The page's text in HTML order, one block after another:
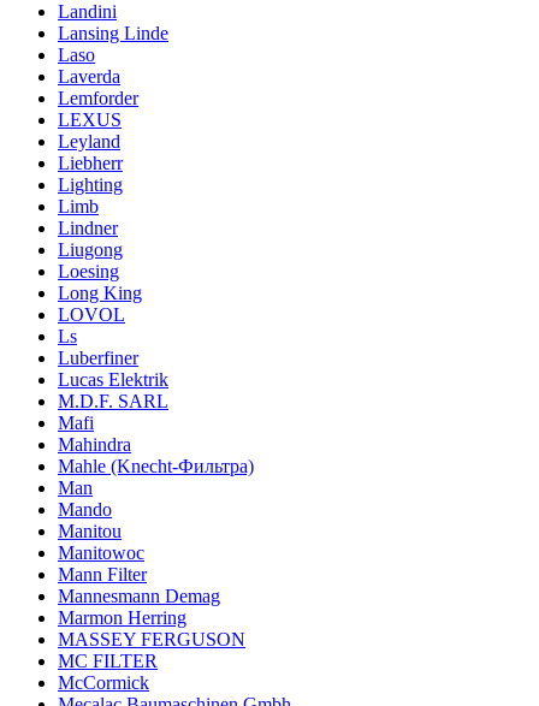
Landini
Lansing Linde
Laso
Laverda
Lemforder
LEXUS
Leyland
Liebherr
Lighting
Limb
Lindner
Liugong
Loesing
Long King
LOVOL
Ls
Luberfiner
Lucas Elektrik
M.D.F. SARL
Mafi
Mahindra
Mahle (Knecht-Фильтра)
Man
Mando
Manitou
Manitowoc
Mann Filter
Mannesmann Demag
Marmon Herring
MASSEY FERGUSON
MC FILTER
McCormick